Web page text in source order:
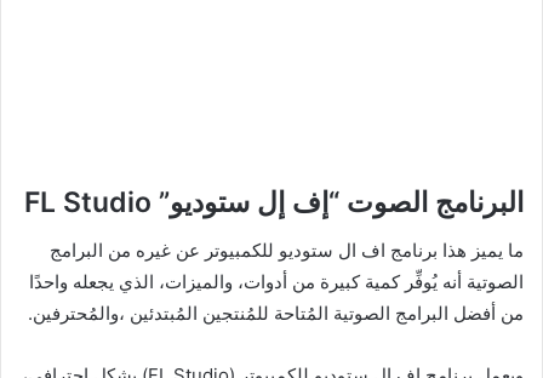
البرنامج الصوت “إف إل ستوديو” FL Studio
ما يميز هذا برنامج اف ال ستوديو للكمبيوتر عن غيره من البرامج
الصوتية أنه يُوفِّر كمية كبيرة من أدوات، والميزات، الذي يجعله واحدًا
من أفضل البرامج الصوتية المُتاحة للمُنتجين المُبتدئين ،والمُحترفين.